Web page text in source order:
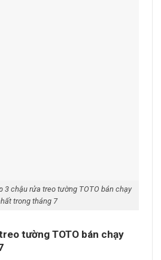
3 chậu rửa treo tường TOTO bán chạy
trong tháng 7
tường TOTO bán chạy